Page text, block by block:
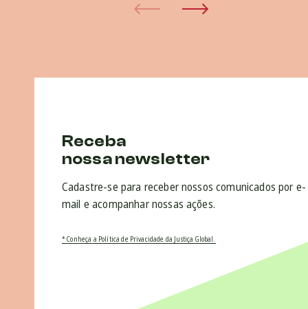
Receba
nossa newsletter
Cadastre-se para receber nossos comunicados por e-
mail e acompanhar nossas ações.
* Conheça a Política de Privacidade da Justiça Global.